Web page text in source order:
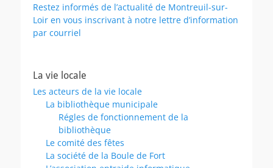
Restez informés de l’actualité de Montreuil-sur-
Loir en vous inscrivant à notre lettre d’information
par courriel
La vie locale
Les acteurs de la vie locale
La bibliothèque municipale
Régles de fonctionnement de la
bibliothèque
Le comité des fêtes
La société de la Boule de Fort